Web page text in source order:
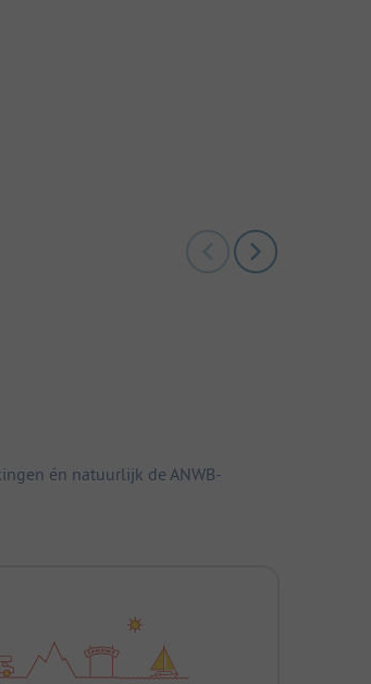
én natuurlijk de ANWB-